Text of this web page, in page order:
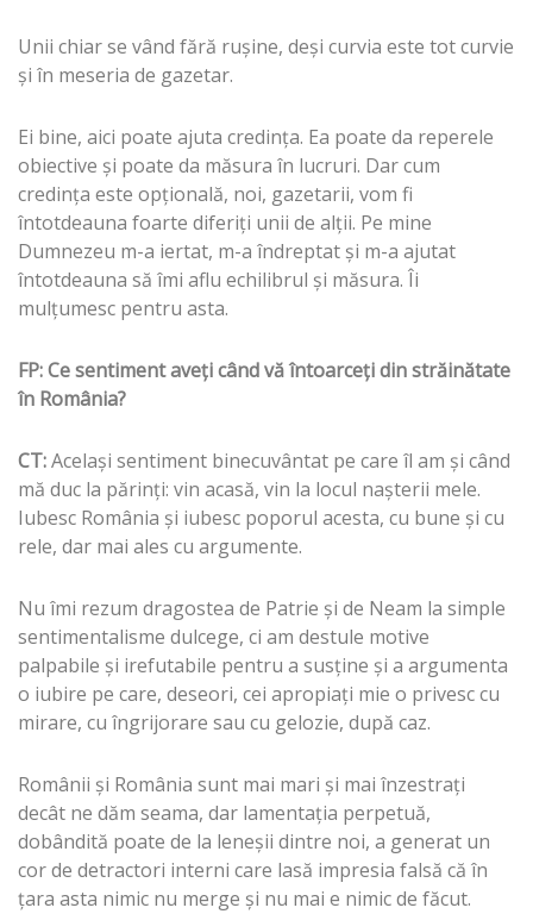
Unii chiar se vând fără ruşine, deşi curvia este tot curvie
şi în meseria de gazetar.
Ei bine, aici poate ajuta credinţa. Ea poate da reperele
obiective şi poate da măsura în lucruri. Dar cum
credinţa este opţională, noi, gazetarii, vom fi
întotdeauna foarte diferiţi unii de alţii. Pe mine
Dumnezeu m-a iertat, m-a îndreptat şi m-a ajutat
întotdeauna să îmi aflu echilibrul şi măsura. Îi
mulţumesc pentru asta.
FP: Ce sentiment aveţi când vă întoarceţi din străinătate
în România?
CT:Acelaşi sentiment binecuvântat pe care îl am şi când
mă duc la părinţi: vin acasă, vin la locul naşterii mele.
Iubesc România şi iubesc poporul acesta, cu bune şi cu
rele, dar mai ales cu argumente.
Nu îmi rezum dragostea de Patrie şi de Neam la simple
sentimentalisme dulcege, ci am destule motive
palpabile şi irefutabile pentru a susţine şi a argumenta
o iubire pe care, deseori, cei apropiaţi mie o privesc cu
mirare, cu îngrijorare sau cu gelozie, după caz.
Românii şi România sunt mai mari şi mai înzestraţi
decât ne dăm seama, dar lamentaţia perpetuă,
dobândită poate de la leneşii dintre noi, a generat un
cor de detractori interni care lasă impresia falsă că în
ţara asta nimic nu merge şi nu mai e nimic de făcut.